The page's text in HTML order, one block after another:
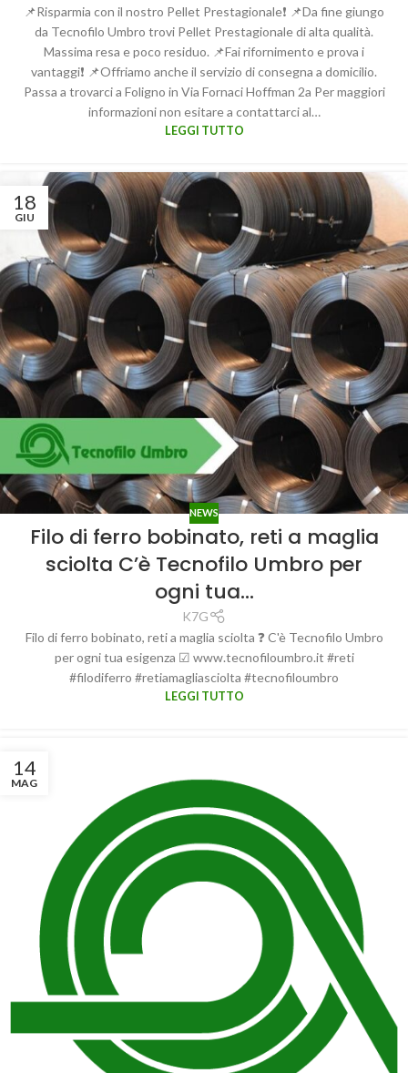
📌Risparmia con il nostro Pellet Prestagionale❗️ 📌Da fine giungo
da Tecnofilo Umbro trovi Pellet Prestagionale di alta qualità.
Massima resa e poco residuo. 📌Fai rifornimento e prova i
vantaggi❗️ 📌Offriamo anche il servizio di consegna a domicilio.
Passa a trovarci a Foligno in Via Fornaci Hoffman 2a Per maggiori
informazioni non esitare a contattarci al…
LEGGI TUTTO
18
GIU
NEWS
Filo di ferro bobinato, reti a maglia
sciolta C’è Tecnofilo Umbro per
ogni tua…
K7G
Filo di ferro bobinato, reti a maglia sciolta ❓ C'è Tecnofilo Umbro
per ogni tua esigenza ☑ www.tecnofiloumbro.it #reti
#filodiferro #retiamagliasciolta #tecnofiloumbro
LEGGI TUTTO
14
MAG